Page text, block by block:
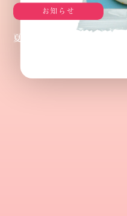
お知らせ
夏のメッセージクッキー好